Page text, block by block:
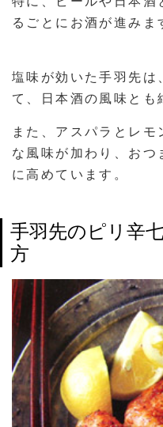
るごとにお酒が進みま
塩味が効いた手羽先は
て、日本酒の風味とも
また、アスパラとレ
な風味が加わり、おつ
に高めています。
手羽先のピリ辛
方